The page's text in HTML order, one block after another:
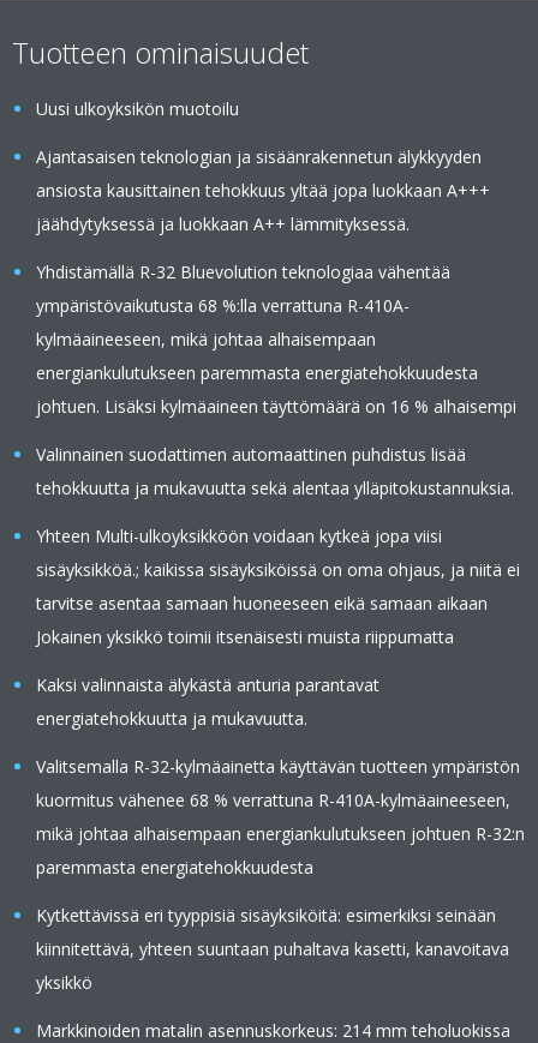
Tuotteen ominaisuudet
Uusi ulkoyksikön muotoilu
Ajantasaisen teknologian ja sisäänrakennetun älykkyyden
ansiosta kausittainen tehokkuus yltää jopa luokkaan A+++
jäähdytyksessä ja luokkaan A++ lämmityksessä.
Yhdistämällä R-32 Bluevolution teknologiaa vähentää
ympäristövaikutusta 68 %:lla verrattuna R-410A-
kylmäaineeseen, mikä johtaa alhaisempaan
energiankulutukseen paremmasta energiatehokkuudesta
johtuen. Lisäksi kylmäaineen täyttömäärä on 16 % alhaisempi
Valinnainen suodattimen automaattinen puhdistus lisää
tehokkuutta ja mukavuutta sekä alentaa ylläpitokustannuksia.
Yhteen Multi-ulkoyksikköön voidaan kytkeä jopa viisi
sisäyksikköä.; kaikissa sisäyksiköissä on oma ohjaus, ja niitä ei
tarvitse asentaa samaan huoneeseen eikä samaan aikaan
Jokainen yksikkö toimii itsenäisesti muista riippumatta
Kaksi valinnaista älykästä anturia parantavat
energiatehokkuutta ja mukavuutta.
Valitsemalla R-32-kylmäainetta käyttävän tuotteen ympäristön
kuormitus vähenee 68 % verrattuna R-410A-kylmäaineeseen,
mikä johtaa alhaisempaan energiankulutukseen johtuen R-32:n
paremmasta energiatehokkuudesta
Kytkettävissä eri tyyppisiä sisäyksiköitä: esimerkiksi seinään
kiinnitettävä, yhteen suuntaan puhaltava kasetti, kanavoitava
yksikkö
Markkinoiden matalin asennuskorkeus: 214 mm teholuokissa